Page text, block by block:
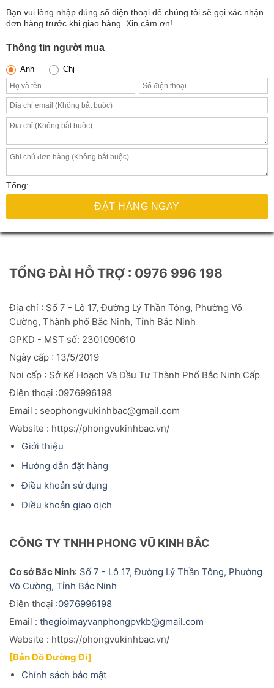
22.900.000₫.
19.400.000₫.
Bạn vui lòng nhập đúng số điện thoại để chúng tôi sẽ gọi xác nhận
đơn hàng trước khi giao hàng. Xin cảm ơn!
Thông tin người mua
Anh Chị
Tổng:
ĐẶT HÀNG NGAY
TỔNG ĐÀI HỖ TRỢ : 0976 996 198
Địa chỉ : Số 7 - Lô 17, Đường Lý Thần Tông, Phường Võ
Cường, Thành phố Bắc Ninh, Tỉnh Bắc Ninh
GPKD - MST số: 2301090610
Ngày cấp : 13/5/2019
Nơi cấp : Sở Kế Hoạch Và Đầu TưThành Phố Bắc Ninh Cấp
Điện thoại :0976996198
Email : seophongvukinhbac@gmail.com
Website : https://phongvukinhbac.vn/
Giới thiệu
Hướng dẫn đặt hàng
Điều khoản sử dụng
Điều khoản giao dịch
CÔNG TY TNHH PHONG VŨ KINH BẮC
Cơ sở Bắc Ninh: Số 7 - Lô 17, Đường Lý Thần Tông, Phường
Võ Cường, Tỉnh Bắc Ninh
Điện thoại :0976996198
Email : thegioimayvanphongpvkb@gmail.com
Website : https://phongvukinhbac.vn/
[Bản Đồ Đường Đi]
Chính sách bảo mật